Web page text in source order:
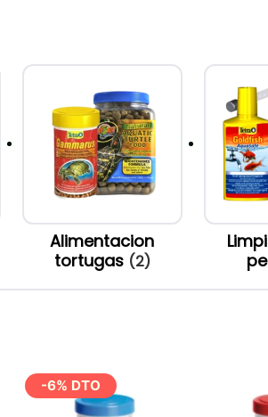
Alimentacion
tortugas (2)
-6% DTO